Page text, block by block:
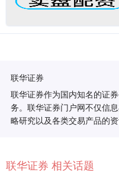
联华证券
联华证券作为国内知名的证
务。联华证券门户网不仅信
略研究以及各类交易产品的资
联华证券 相关话题